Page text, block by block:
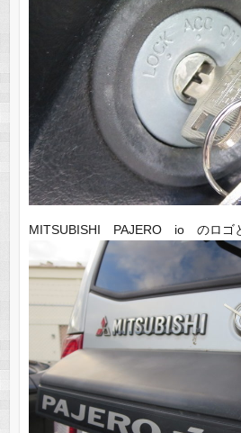
MITSUBISHI PAJERO io のロゴと